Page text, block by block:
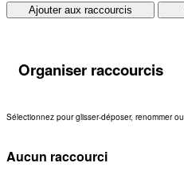
Ajouter aux raccourcis
Organiser raccourcis
Sélectionnez pour glisser-déposer, renommer
Aucun raccourci